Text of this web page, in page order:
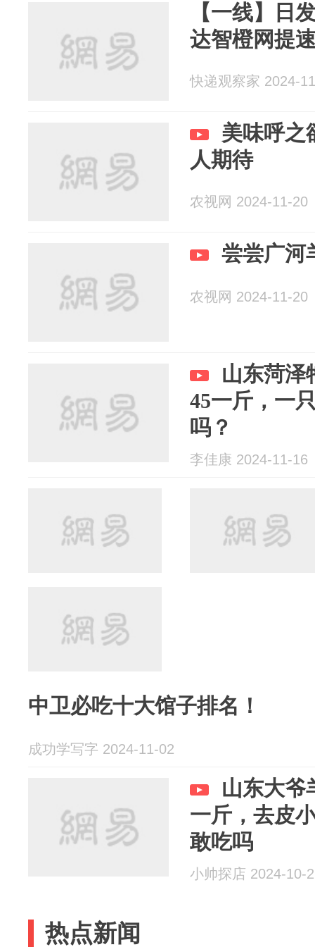
【一线】日
达智橙网提
快递观察家 2024-
美味呼之
人期待
农视网 2024-11-20
尝尝广河
农视网 2024-11-20
山东菏泽
45一斤，一
吗？
李佳康 2024-11-16
中卫必吃十大馆子排名！
成功学写字 2024-11-02
山东大爷
一斤，去皮
敢吃吗
小帅探店 2024-10-
热点新闻